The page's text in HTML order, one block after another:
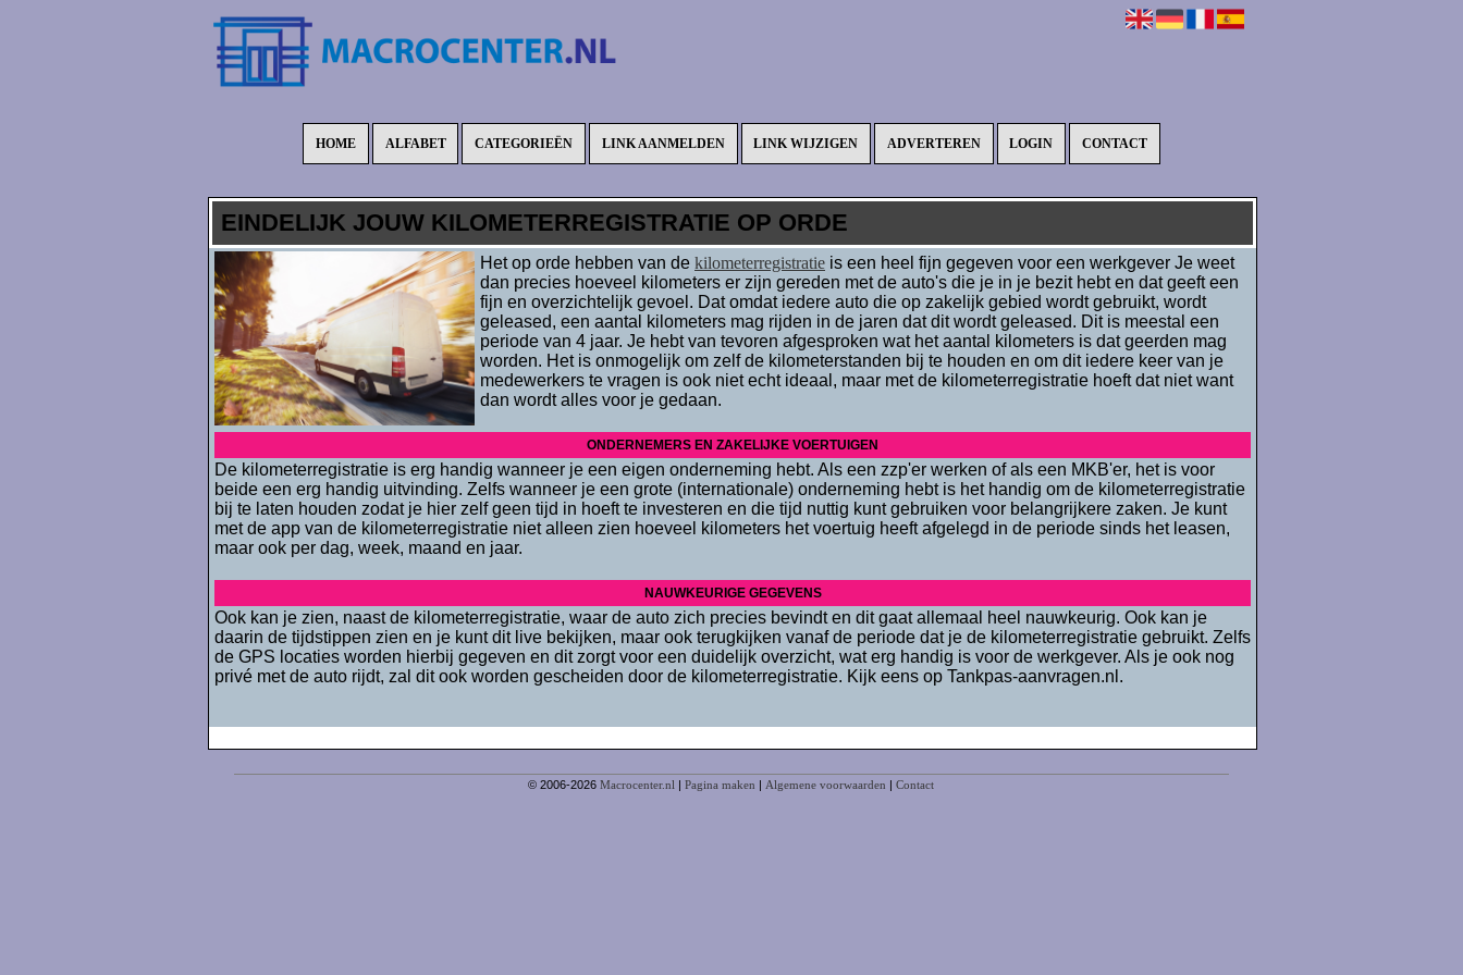
HOME ALFABET CATEGORIEËN LINK AANMELDEN LINK WIJZIGEN ADVERTEREN LOGIN CONTACT
EINDELIJK JOUW KILOMETERREGISTRATIE OP ORDE
Het op orde hebben van de kilometerregistratie is een heel fijn gegeven voor een werkgever Je weet
dan precies hoeveel kilometers er zijn gereden met de auto's die je in je bezit hebt en dat geeft een
fijn en overzichtelijk gevoel. Dat omdat iedere auto die op zakelijk gebied wordt gebruikt, wordt
geleased, een aantal kilometers mag rijden in de jaren dat dit wordt geleased. Dit is meestal een
periode van 4 jaar. Je hebt van tevoren afgesproken wat het aantal kilometers is dat geerden mag
worden. Het is onmogelijk om zelf de kilometerstanden bij te houden en om dit iedere keer van je
medewerkers te vragen is ook niet echt ideaal, maar met de kilometerregistratie hoeft dat niet want
dan wordt alles voor je gedaan.
ONDERNEMERS EN ZAKELIJKE VOERTUIGEN
De kilometerregistratie is erg handig wanneer je een eigen onderneming hebt. Als een zzp'er werken of als een MKB'er, het is voor
beide een erg handig uitvinding. Zelfs wanneer je een grote (internationale) onderneming hebt is het handig om de kilometerregistratie
bij te laten houden zodat je hier zelf geen tijd in hoeft te investeren en die tijd nuttig kunt gebruiken voor belangrijkere zaken. Je kunt
met de app van de kilometerregistratie niet alleen zien hoeveel kilometers het voertuig heeft afgelegd in de periode sinds het leasen,
maar ook per dag, week, maand en jaar.
NAUWKEURIGE GEGEVENS
Ook kan je zien, naast de kilometerregistratie, waar de auto zich precies bevindt en dit gaat allemaal heel nauwkeurig. Ook kan je
daarin de tijdstippen zien en je kunt dit live bekijken, maar ook terugkijken vanaf de periode dat je de kilometerregistratie gebruikt. Zelfs
de GPS locaties worden hierbij gegeven en dit zorgt voor een duidelijk overzicht, wat erg handig is voor de werkgever. Als je ook nog
privé met de auto rijdt, zal dit ook worden gescheiden door de kilometerregistratie. Kijk eens op Tankpas-aanvragen.nl.
© 2006-2026Macrocenter.nl |Pagina maken | Algemene voorwaarden |Contact